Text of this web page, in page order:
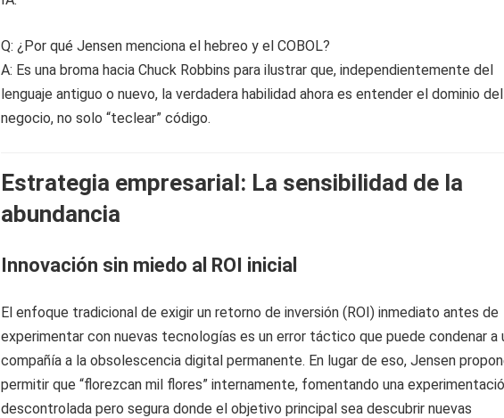
Q: ¿Por qué Jensen menciona el hebreo y el COBOL?
A: Es una broma hacia Chuck Robbins para ilustrar que, independientemente del
lenguaje antiguo o nuevo, la verdadera habilidad ahora es entender el dominio del
negocio, no solo “teclear” código.
Estrategia empresarial: La sensibilidad de la
abundancia
Innovación sin miedo al ROI inicial
El enfoque tradicional de exigir un retorno de inversión (ROI) inmediato antes de
experimentar con nuevas tecnologías es un error táctico que puede condenar a
compañía a la obsolescencia digital permanente. En lugar de eso, Jensen
permitir que “florezcan mil flores” internamente, fomentando una
descontrolada pero segura donde el objetivo principal sea descubrir nuevas